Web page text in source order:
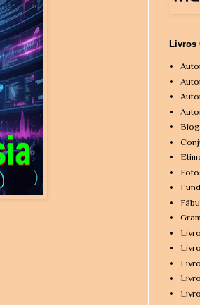
Livros